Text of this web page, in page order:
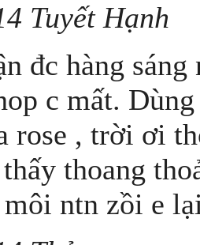
Tuyết Hạnh
đc hàng
c mất.
rose , trời ơi
thoang
môi ntn zồi e